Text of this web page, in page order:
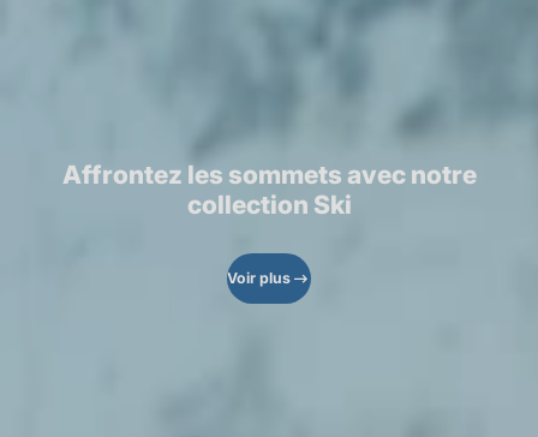
Affrontez les sommets avec notre
collection Ski
Voir plus